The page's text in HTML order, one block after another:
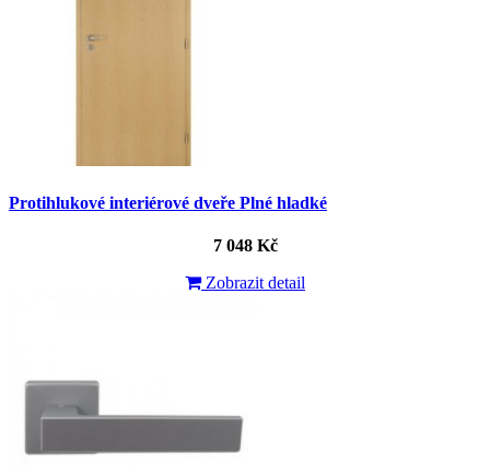
Protihlukové interiérové dveře Plné hladké
7 048 Kč
Zobrazit detail